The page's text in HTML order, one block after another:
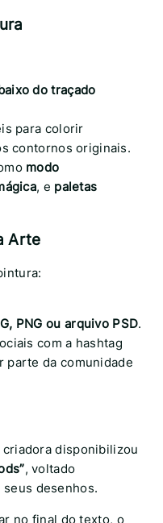
do traçado
para colorir
contornos originais.
modo
, e paletas
Arte
PNG ou arquivo PSD.
com a hashtag
parte da comunidade
criadora disponibilizou
, voltado
desenhos.
no final do texto, o